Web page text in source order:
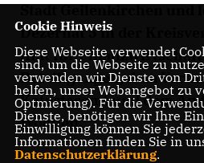
Stadt Geilenkirchen und
Dezernat 5 in der
Amt für
Beteiligungen, dem
Katasteramt und dem
Wohnen.
Cookie Hinweis
Diese Webseite verwendet
sind, um die Webseite zu
verwenden wir Dienste von
helfen, unser Webangebot zu
Optmierung). Für die
Dienste, benötigen wir Ihre
Einwilligung können Sie
Informationen finden Sie in
Datenschutzerklärung.